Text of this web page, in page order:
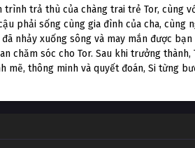
trình trả thù của chàng trai trẻ Tor, cùng
phải sống cùng gia đình của cha, cùng
nhảy xuống sông và may mắn được
chăm sóc cho Tor. Sau khi trưởng
mẽ, thông minh và quyết đoán, Si từng